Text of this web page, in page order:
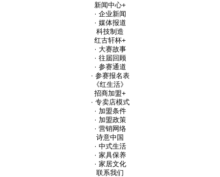
新闻中心+
· 企业新闻
· 媒体报道
科技制造
红古轩杯+
· 大赛故事
· 往届回顾
· 参赛通道
· 参赛报名表
《红生活》
招商加盟+
· 专卖店模式
· 加盟条件
· 加盟政策
· 营销网络
诗意中国
· 中式生活
· 家具保养
· 家居文化
联系我们